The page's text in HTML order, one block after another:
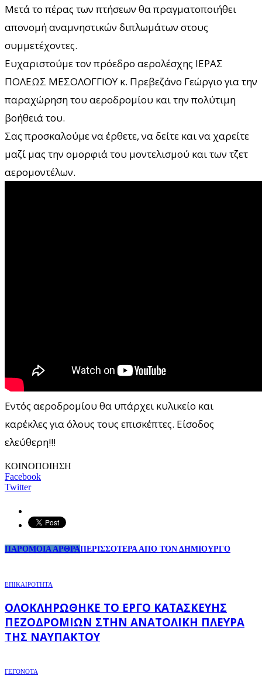
Μετά το πέρας των πτήσεων θα πραγματοποιήθει
απονομή αναμνηστικών διπλωμάτων στους
συμμετέχοντες.
Ευχαριστούμε τον πρόεδρο αερολέσχης ΙΕΡΑΣ
ΠΟΛΕΩΣ ΜΕΣΟΛΟΓΓΙΟΥ κ. Πρεβεζάνο Γεώργιο για την
παραχώρηση του αεροδρομίου και την πολύτιμη
βοήθειά του.
Σας προσκαλούμε να έρθετε, να δείτε και να χαρείτε
μαζί μας την ομορφιά του μοντελισμού και των τζετ
αερομοντέλων.
Εντός αεροδρομίου θα υπάρχει κυλικείο και
καρέκλες για όλους τους επισκέπτες. Είσοδος
ελεύθερη!!!
ΚΟΙΝΟΠΟΙΗΣΗ
Facebook
Twitter
ΠΑΡΟΜΟΙΑ ΑΡΘΡΑΠΕΡΙΣΣΟΤΕΡΑ ΑΠΟ ΤΟΝ ΔΗΜΙΟΥΡΓΟ
ΕΠΙΚΑΙΡΟΤΗΤΑ
ΟΛΟΚΛΗΡΏΘΗΚΕ ΤΟ ΈΡΓΟ ΚΑΤΑΣΚΕΥΉΣ
ΠΕΖΟΔΡΟΜΊΩΝ ΣΤΗΝ ΑΝΑΤΟΛΙΚΉ ΠΛΕΥΡΆ
ΤΗΣ ΝΑΥΠΆΚΤΟΥ
ΓΕΓΟΝΟΤΑ